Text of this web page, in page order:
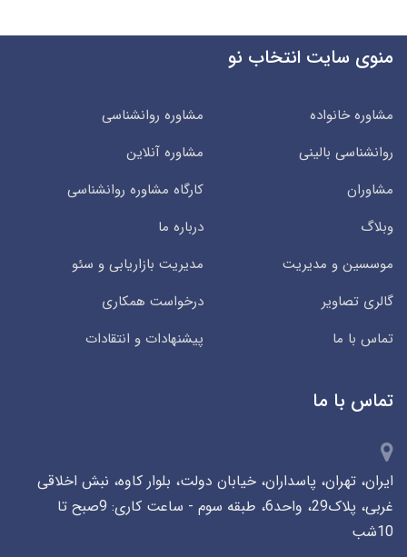
منوی سایت انتخاب نو
مشاوره خانواده
مشاوره روانشناسی
روانشناسی بالینی
مشاوره آنلاین
مشاوران
کارگاه مشاوره روانشناسی
وبلاگ
درباره ما
موسسین و مدیریت
مدیریت بازاریابی و سئو
گالری تصاویر
درخواست همکاری
تماس با ما
پیشنهادات و انتقادات
تماس با ما
ایران، تهران، پاسداران، خیابان دولت، بلوار کاوه، نبش اخلاقی
غربی، پلاک29، واحد6، طبقه سوم - ساعت کاری: 9صبح تا
10شب